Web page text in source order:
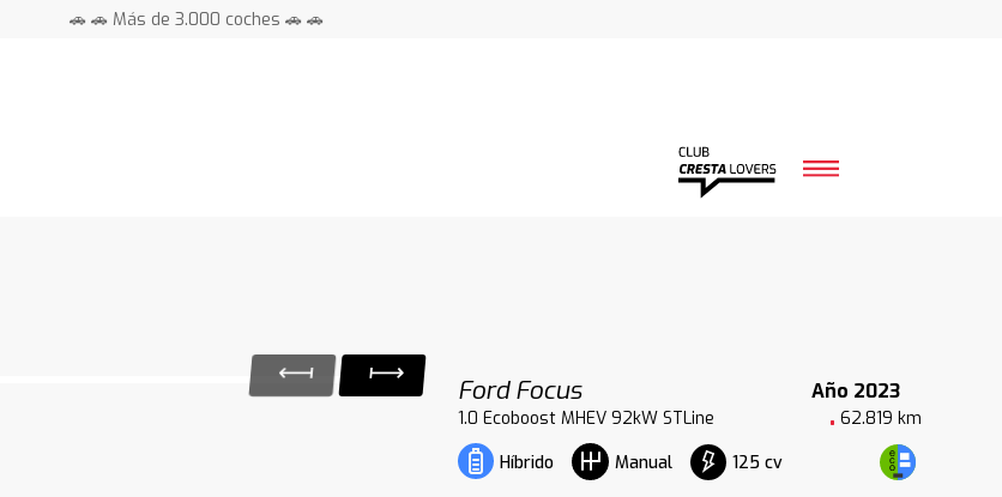
🚗 🚗 Más de 3.000 coches 🚗 🚗
Ford Focus
Año 2023
1.0 Ecoboost MHEV 92kW STLine
62.819 km
Híbrido
Manual 125 cv